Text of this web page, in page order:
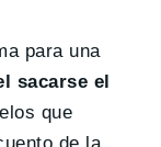
para una
sacarse el
que